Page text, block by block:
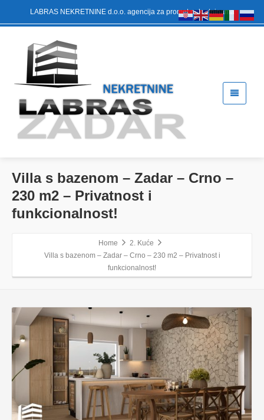
LABRAS NEKRETNINE d.o.o. agencija za promet nekretninama
Villa s bazenom – Zadar – Crno –
230 m2 – Privatnost i
funkcionalnost!
Home
2. Kuće
Villa s bazenom – Zadar – Crno – 230 m2 – Privatnost i
funkcionalnost!